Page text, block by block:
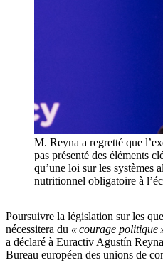
M. Reyna a regretté que
pas présenté des éléments
qu’une loi sur les systèmes
nutritionnel obligatoire à
Poursuivre la législation sur les
nécessitera du « courage politique
a déclaré à Euractiv Agustín
Bureau européen des unions de